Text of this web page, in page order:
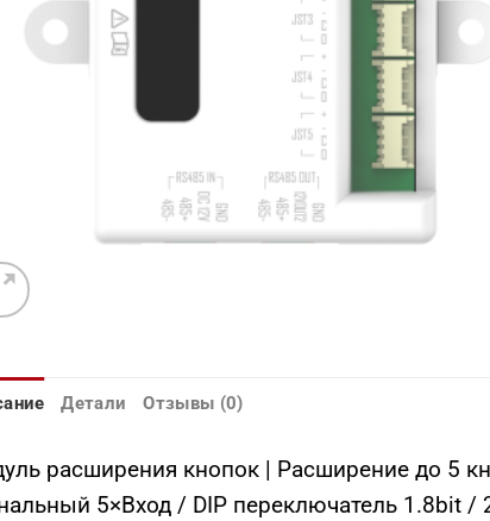
Детали Отзывы (0)
расширения кнопок | Расширение до 5
5×Вход / DIP переключатель 1.8bit